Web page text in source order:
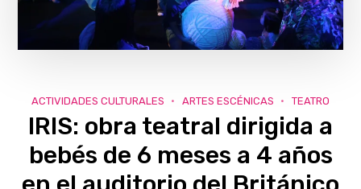
ACTIVIDADES CULTURALES ARTES ESCÉNICAS TEATRO
IRIS: obra teatral dirigida a
bebés de 6 meses a 4 años